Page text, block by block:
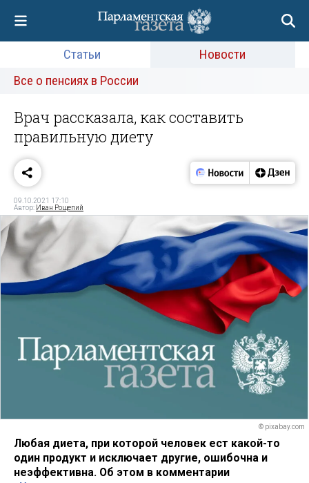
Статьи
Новости
Все о пенсиях в России
Врач рассказала, как составить
правильную диету
09.10.2021 17:10
Автор: Иван Рощепий
© pixabay.com
Любая диета, при которой человек ест какой-то
один продукт и исключает другие, ошибочна и
неэффективна. Об этом в комментарии